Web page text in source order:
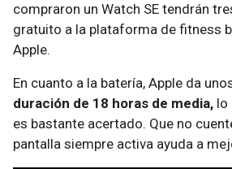
compraron un Watch SE tendrán
gratuito a la plataforma de fitness
Apple.
En cuanto a la batería, Apple da
duración de 18 horas de media, lo
es bastante acertado. Que no
pantalla siempre activa ayuda a